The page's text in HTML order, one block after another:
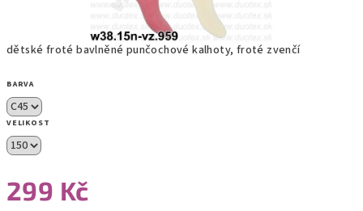
dětské froté bavlněné punčochové kalhoty, froté zvenčí
BARVA
VELIKOST
299 Kč